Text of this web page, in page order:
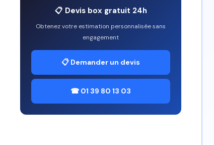
📋 Devis box gratuit 24h
Obtenez votre estimation personnalisée sans
engagement
📋 Demander un devis
☎ 01 39 80 13 03